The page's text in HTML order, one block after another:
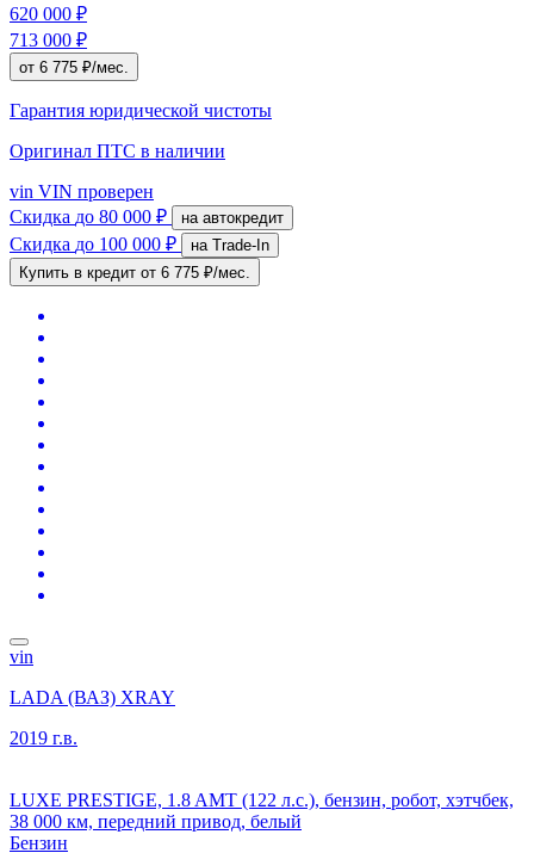
620 000 ₽
713 000 ₽
от 6 775 ₽/мес.
Гарантия юридической чистоты
Оригинал ПТС в наличии
vin VIN проверен
Скидка до 80 000 ₽ на автокредит
Скидка до 100 000 ₽
на Trade-In
Купить в кредит от 6 775 ₽/мес.
vin
LADA (ВАЗ) XRAY
2019 г.в.
LUXE PRESTIGE, 1.8 AMT (122 л.с.), бензин, робот, хэтчбек,
38 000 км, передний привод, белый
Бензин